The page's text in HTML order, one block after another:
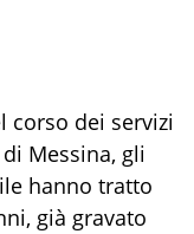
corso dei servizi
Messina, gli
hanno tratto
già gravato